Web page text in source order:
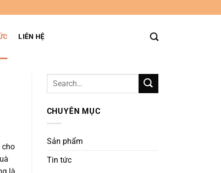
LIÊN HỆ
cho
là
CHUYÊN MỤC
Sản phẩm
Tin tức